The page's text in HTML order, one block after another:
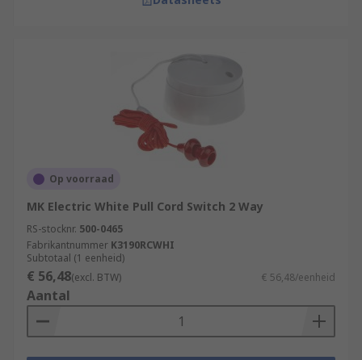
Op voorraad
MK Electric White Pull Cord Switch 2 Way
RS-stocknr. 500-0465
Fabrikantnummer K3190RCWHI
Subtotaal (1 eenheid)
€ 56,48(excl. BTW) € 56,48/eenheid
Aantal